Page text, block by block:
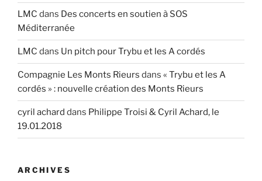
LMC dans Des concerts en soutien à SOS
Méditerranée
LMC dans Un pitch pour Trybu et les A cordés
Compagnie Les Monts Rieurs dans « Trybu et les A
cordés » : nouvelle création des Monts Rieurs
cyril achard dans Philippe Troisi & Cyril Achard, le
19.01.2018
ARCHIVES